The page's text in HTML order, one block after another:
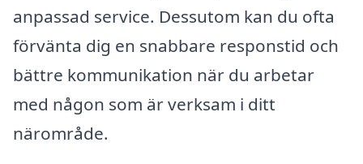
anpassad service. Dessutom kan du ofta
förvänta dig en snabbare responstid och
bättre kommunikation när du arbetar
med någon som är verksam i ditt
närområde.